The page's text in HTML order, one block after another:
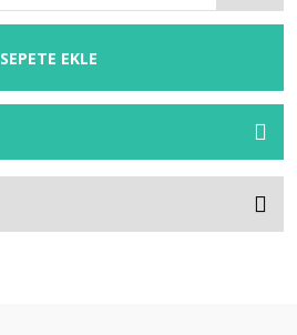
SEPETE EKLE